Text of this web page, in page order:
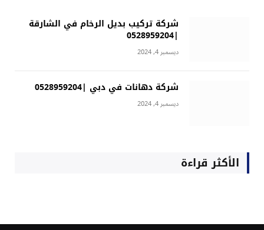
شركة تركيب بديل الرخام في الشارقة
|0528959204
ديسمبر 4, 2024
شركة دهانات في دبي |0528959204
ديسمبر 4, 2024
الأكثر قراءة